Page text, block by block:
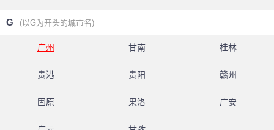
G (以G为开头的城市名)
广州 甘南 桂林
贵港 贵阳 赣州
固原 果洛 广安